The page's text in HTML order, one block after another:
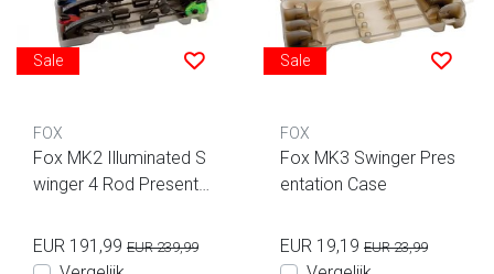
Sale
FOX
Fox MK2 Illuminated S
winger 4 Rod Presentat
EUR 191,99 EUR 239,99
Sale
FOX
Fox MK3 Swinger Pres
entation Case
EUR 19,19 EUR 23,99